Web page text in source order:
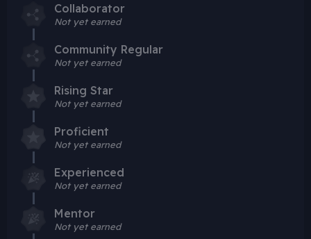
Collaborator
Not yet earned
Community Regular
Not yet earned
Rising Star
Not yet earned
Proficient
Not yet earned
Experienced
Not yet earned
Mentor
Not yet earned